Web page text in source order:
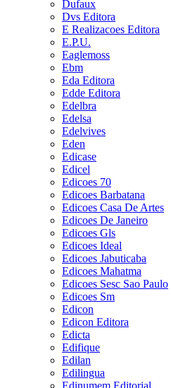
Dufaux
Dvs Editora
E Realizacoes Editora
E.P.U.
Eaglemoss
Ebm
Eda Editora
Edde Editora
Edelbra
Edelsa
Edelvives
Eden
Edicase
Edicel
Edicoes 70
Edicoes Barbatana
Edicoes Casa De Artes
Edicoes De Janeiro
Edicoes Gls
Edicoes Ideal
Edicoes Jabuticaba
Edicoes Mahatma
Edicoes Sesc Sao Paulo
Edicoes Sm
Edicon
Edicon Editora
Edicta
Edifique
Edilan
Edilingua
Edinumem Editorial